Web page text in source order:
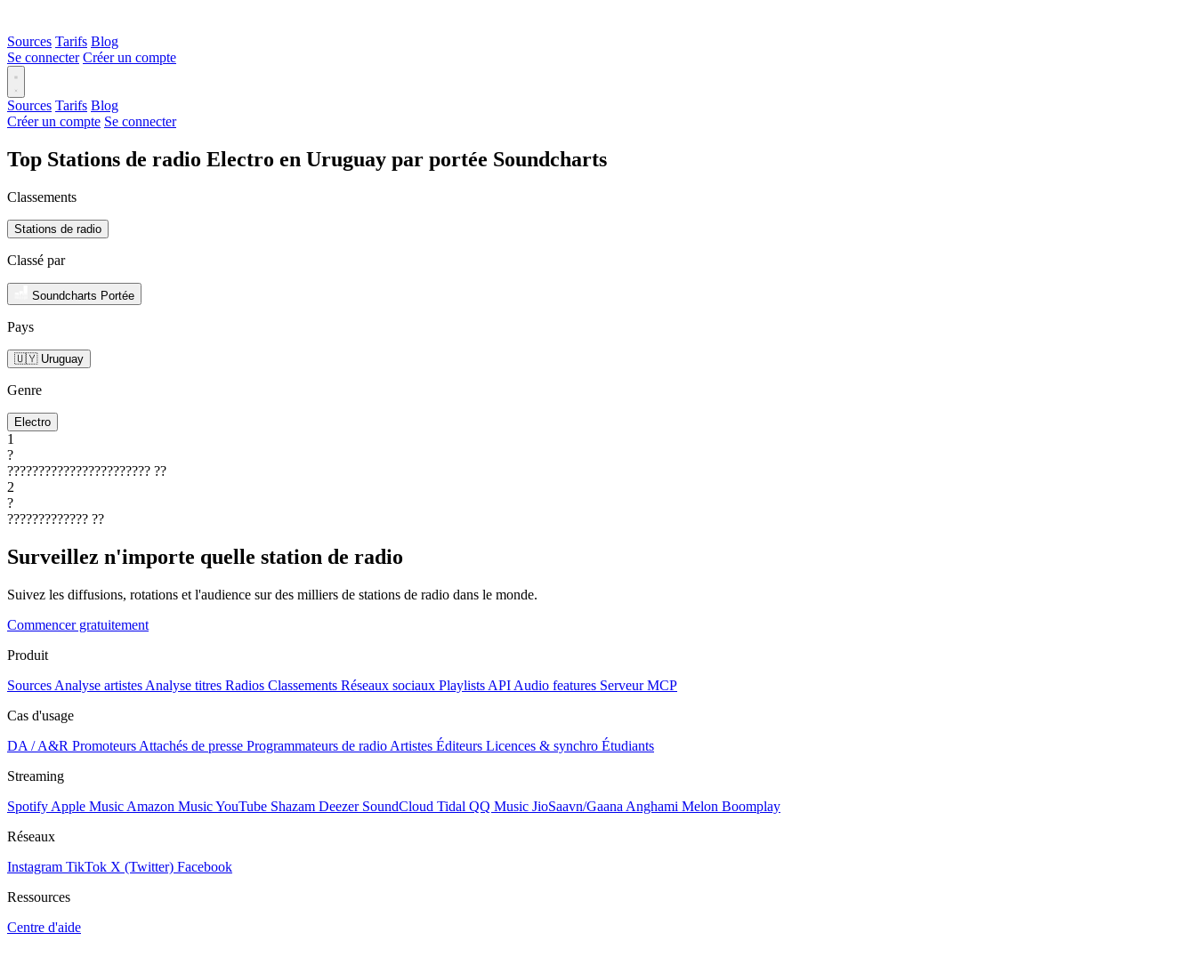
Sources Tarifs Blog
Se connecter Créer un compte
Sources Tarifs Blog
Créer un compte Se connecter
Top Stations de radio Electro en Uruguay par portée Soundcharts
Classements
Stations de radio
Classé par
Soundcharts Portée
Pays
🇺🇾 Uruguay
Genre
Electro
1
?
??????????????????????? ??
2
?
????????????? ??
Surveillez n'importe quelle station de radio
Suivez les diffusions, rotations et l'audience sur des milliers de stations de radio dans le monde.
Commencer gratuitement
Produit
Sources Analyse artistes Analyse titres Radios Classements Réseaux sociaux Playlists API Audio features Serveur MCP
Cas d'usage
DA / A&R Promoteurs Attachés de presse Programmateurs de radio Artistes Éditeurs Licences & synchro Étudiants
Streaming
Spotify Apple Music Amazon MusicYouTube Shazam Deezer SoundCloud Tidal QQ Music JioSaavn/Gaana Anghami Melon Boomplay
Réseaux
Instagram TikTok X (Twitter) Facebook
Ressources
Centre d'aide